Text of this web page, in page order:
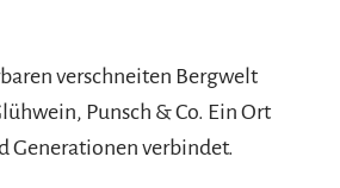
verschneiten Bergwelt
Punsch & Co. Ein Ort
Generationen verbindet.